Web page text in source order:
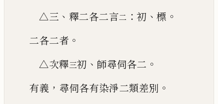
△三 、 釋二各二言二 ： 初 、 標 。
二各二者 。
△次釋三初 、 師尋伺各二 。
有義 ， 尋伺各有染淨二類差別 。